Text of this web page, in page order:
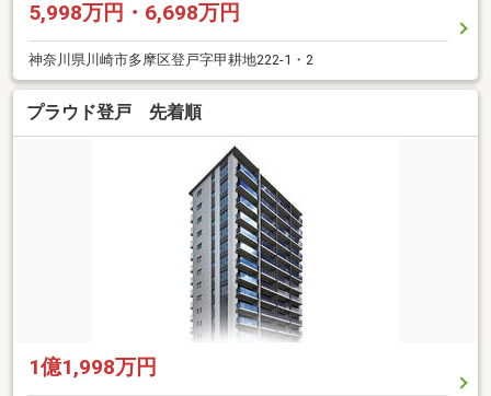
5,998万円・6,698万円
神奈川県川崎市多摩区登戸字甲耕地222-1・2
プラウド登戸 先着順
1億1,998万円